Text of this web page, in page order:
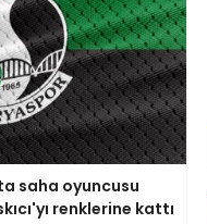
saha oyuncusu
renklerine kattı